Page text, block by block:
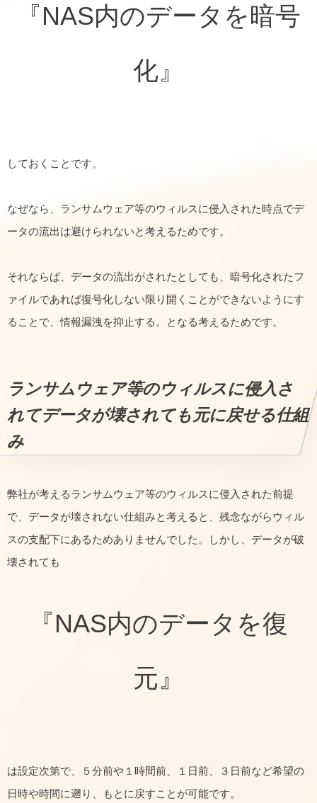
『NAS内のデータを暗号
化』
しておくことです。
なぜなら、ランサムウェア等のウィルスに侵入された時点でデ
ータの流出は避けられないと考えるためです。
それならば、データの流出がされたとしても、暗号化されたフ
ァイルであれば復号化しない限り開くことができないようにす
ることで、情報漏洩を抑止する。となる考えるためです。
ランサムウェア等のウィルスに侵入さ
れてデータが壊されても元に戻せる仕組
み
弊社が考えるランサムウェア等のウィルスに侵入された前提
で、データが壊されない仕組みと考えると、残念ながらウィル
スの支配下にあるためありませんでした。しかし、データが破
壊されても
『NAS内のデータを復
元』
は設定次第で、５分前や１時間前、１日前、３日前など希望の
日時や時間に遡り、もとに戻すことが可能です。